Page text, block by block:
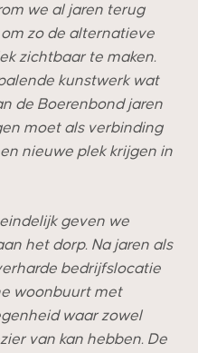
we al jaren terug
zo de alternatieve
zichtbaar te maken.
kunstwerk wat
de Boerenbond jaren
moet als verbinding
nieuwe plek krijgen in
geven we
het dorp. Na jaren als
bedrijfslocatie
woonbuurt met
waar zowel
van kan hebben. De